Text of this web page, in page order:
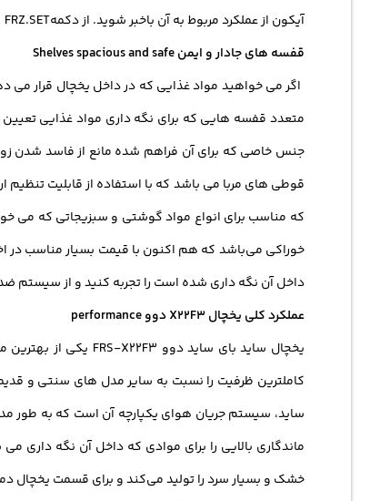
آیکون از عملکرد مربوط به آن باخبر شوید. از دکمهFRZ.SET جهت فریز کردن سریع می‌باشد در مدت زمان کمی عملیات سریع خود را آغاز می کند.
قفسه های جادار و ایمن Shelves spacious and safe
جنس خاصی که برای آن فراهم شده مانع از فاسد شدن زود
که مناسب برای انواع مواد گوشتی و سبزیجاتی که می
خوراکی می‌باشد که هم ‌اکنون با قیمت بسیار مناسب در
داخل آن نگه داری شده است را تجربه کنید و از سیستم
عملکرد کلی یخچال X22F3 دوو performance
ساید، سیستم جریان هوای یکپارچه آن است که به طور
ماندگاری بالایی را برای موادی که داخل آن نگه داری
خشک و بسیار سرد را تولید می‌کند و برای قسمت یخچال